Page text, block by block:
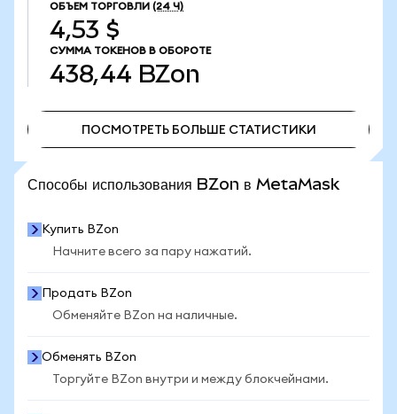
ОБЪЕМ ТОРГОВЛИ (24 Ч)
4,53 $
СУММА ТОКЕНОВ В ОБОРОТЕ
438,44 BZon
ПОСМОТРЕТЬ БОЛЬШЕ СТАТИСТИКИ
Способы использования BZon в MetaMask
Купить BZon
Начните всего за пару нажатий.
Продать BZon
Обменяйте BZon на наличные.
Обменять BZon
Торгуйте BZon внутри и между блокчейнами.